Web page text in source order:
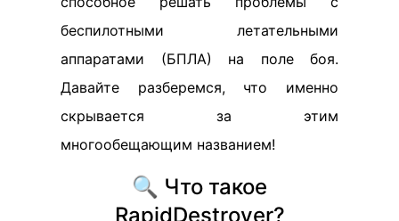
беспилотными летательными
аппаратами (БПЛА) на поле боя.
Давайте разберемся, что именно
скрывается за этим
многообещающим названием!
🔍 Что такое
RapidDestroyer?